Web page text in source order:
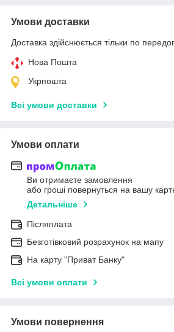
Умови доставки
Доставка здійснюється тільки по
Нова Пошта
Укрпошта
Всі умови доставки
Умови оплати
Ви отримаєте замовлення
або гроші повернуться на вашу
Детальніше
Післяплата
Безготівковий розрахунок на мапу
На карту "Приват Банку"
Всі умови оплати
Умови повернення